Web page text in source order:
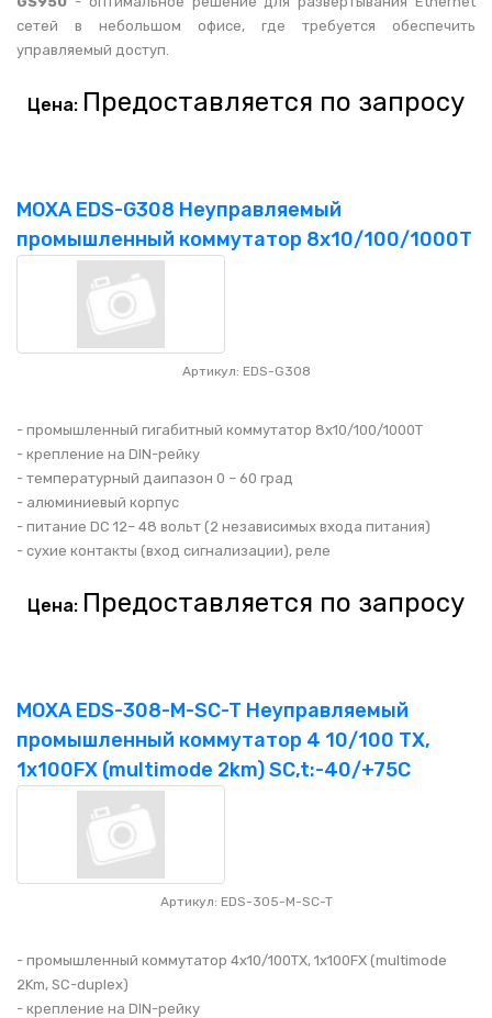
сетей в небольшом офисе, где требуется обеспечить
управляемый доступ.
Цена: Предоставляется по запросу
MOXA EDS-G308 Неуправляемый
промышленный коммутатор 8x10/100/1000T
Артикул: EDS-G308
- промышленный гигабитный коммутатор 8x10/100/1000T
- крепление на DIN-рейку
- температурный даипазон 0 – 60 град
- алюминиевый корпус
- питание DC 12– 48 вольт (2 независимых входа питания)
- сухие контакты (вход сигнализации), реле
Цена: Предоставляется по запросу
MOXA EDS-308-M-SC-T Неуправляемый
промышленный коммутатор 4 10/100 TX,
1x100FX (multimode 2km) SC,t:-40/+75C
Артикул: EDS-305-M-SC-T
- промышленный коммутатор 4x10/100TX, 1x100FX (multimode
2Km, SC-duplex)
- крепление на DIN-рейку